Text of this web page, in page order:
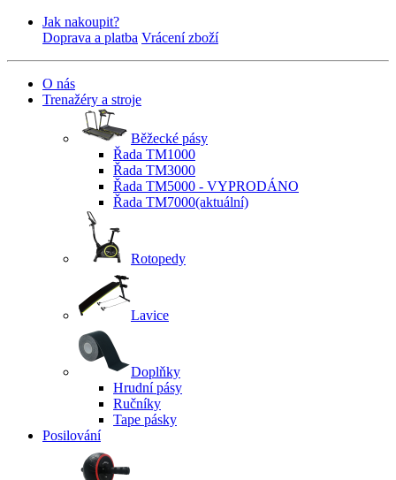
Jak nakoupit?
Doprava a platba Vrácení zboží
O nás
Trenažéry a stroje
Běžecké pásy
Řada TM1000
Řada TM3000
Řada TM5000 - VYPRODÁNO
Řada TM7000(aktuální)
Rotopedy
Lavice
Doplňky
Hrudní pásy
Ručníky
Tape pásky
Posilování